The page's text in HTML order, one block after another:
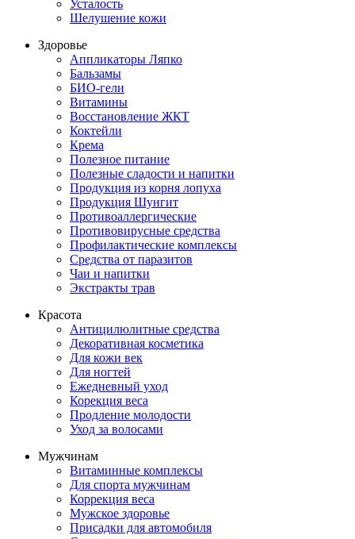
Усталость
Шелушение кожи
Здоровье
Аппликаторы Ляпко
Бальзамы
БИО-гели
Витамины
Восстановление ЖКТ
Коктейли
Крема
Полезное питание
Полезные сладости и напитки
Продукция из корня лопуха
Продукция Шунгит
Противоаллергические
Противовирусные средства
Профилактические комплексы
Средства от паразитов
Чаи и напитки
Экстракты трав
Красота
Антицилюлитные средства
Декоративная косметика
Для кожи век
Для ногтей
Ежедневный уход
Корекция веса
Продление молодости
Уход за волосами
Мужчинам
Витаминные комплексы
Для спорта мужчинам
Коррекция веса
Мужское здоровье
Присадки для автомобиля